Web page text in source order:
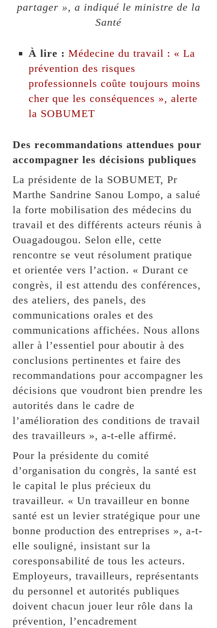
partager », a indiqué le ministre de la
Santé
À lire :Médecine du travail : « La
prévention des risques
professionnels coûte toujours moins
cher que les conséquences », alerte
la SOBUMET
Des recommandations attendues pour
accompagner les décisions publiques
La présidente de la SOBUMET, Pr
Marthe Sandrine Sanou Lompo, a salué
la forte mobilisation des médecins du
travail et des différents acteurs réunis à
Ouagadougou. Selon elle, cette
rencontre se veut résolument pratique
et orientée vers l’action. « Durant ce
congrès, il est attendu des conférences,
des ateliers, des panels, des
communications orales et des
communications affichées. Nous allons
aller à l’essentiel pour aboutir à des
conclusions pertinentes et faire des
recommandations pour accompagner les
décisions que voudront bien prendre les
autorités dans le cadre de
l’amélioration des conditions de travail
des travailleurs », a-t-elle affirmé.
Pour la présidente du comité
d’organisation du congrès, la santé est
le capital le plus précieux du
travailleur. « Un travailleur en bonne
santé est un levier stratégique pour une
bonne production des entreprises », a-t-
elle souligné, insistant sur la
coresponsabilité de tous les acteurs.
Employeurs, travailleurs, représentants
du personnel et autorités publiques
doivent chacun jouer leur rôle dans la
prévention, l’encadrement